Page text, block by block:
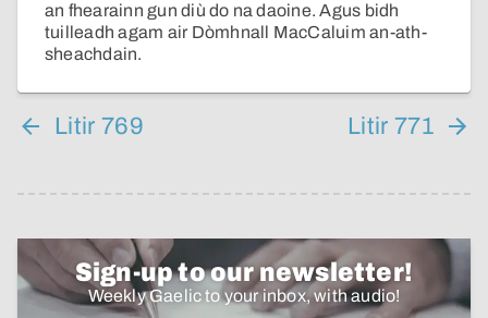
an fhearainn gun diù do na daoine. Agus bidh
tuilleadh agam air Dòmhnall MacCaluim an-ath-
sheachdain.
Litir 769 Litir 771
Sign-up to our newsletter!
Weekly Gaelic to your inbox, with audio!